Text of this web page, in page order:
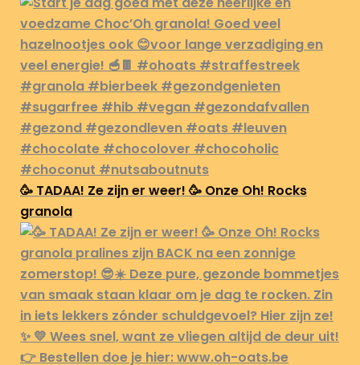
🥳 TADAA! Ze zijn er weer! 🥳 Onze Oh! Rocks
granola